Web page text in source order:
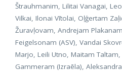
Štrauhmanim, Lilitai Vanagai,
Vilkai, Ilonai Vītolai, Oļģertam
Žuravļovam, Andrejam
Feigelsonam (ASV), Vandai
Marjo, Leili Utno, Maitam
Gammeram (Izraēla),